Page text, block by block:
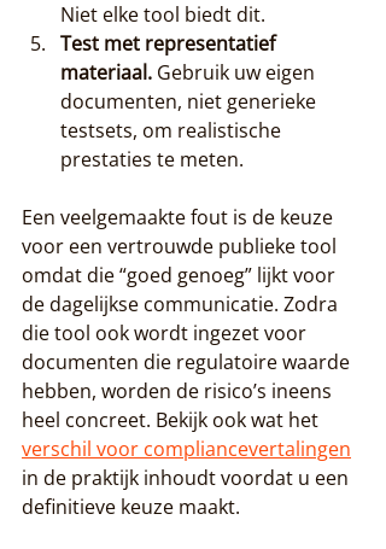
Niet elke tool biedt dit.
Test met representatief
materiaal. Gebruik uw eigen
documenten, niet generieke
testsets, om realistische
prestaties te meten.
Een veelgemaakte fout is de keuze
voor een vertrouwde publieke tool
omdat die “goed genoeg” lijkt voor
de dagelijkse communicatie. Zodra
die tool ook wordt ingezet voor
documenten die regulatoire waarde
hebben, worden de risico’s ineens
heel concreet. Bekijk ook wat het
verschil voor compliancevertalingen
in de praktijk inhoudt voordat u een
definitieve keuze maakt.